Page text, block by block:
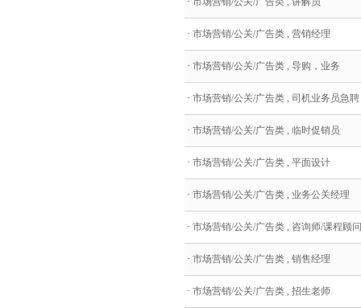
· 市场营销/公关/广告类 , 营销经理
· 市场营销/公关/广告类 , 导购，业务
· 市场营销/公关/广告类 , 司机业务员急聘
· 市场营销/公关/广告类 , 临时促销员
· 市场营销/公关/广告类 , 平面设计
· 市场营销/公关/广告类 , 业务公关经理
· 市场营销/公关/广告类 , 咨询师/课程顾问
· 市场营销/公关/广告类 , 销售经理
· 市场营销/公关/广告类 , 招生老师